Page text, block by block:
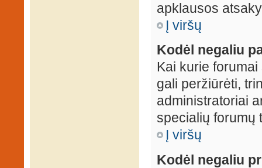
apklausos
Į viršų
Kodėl negaliu
Kai kurie
gali peržiūrėti,
administratoriai
specialių forumų
Į viršų
Kodėl negaliu